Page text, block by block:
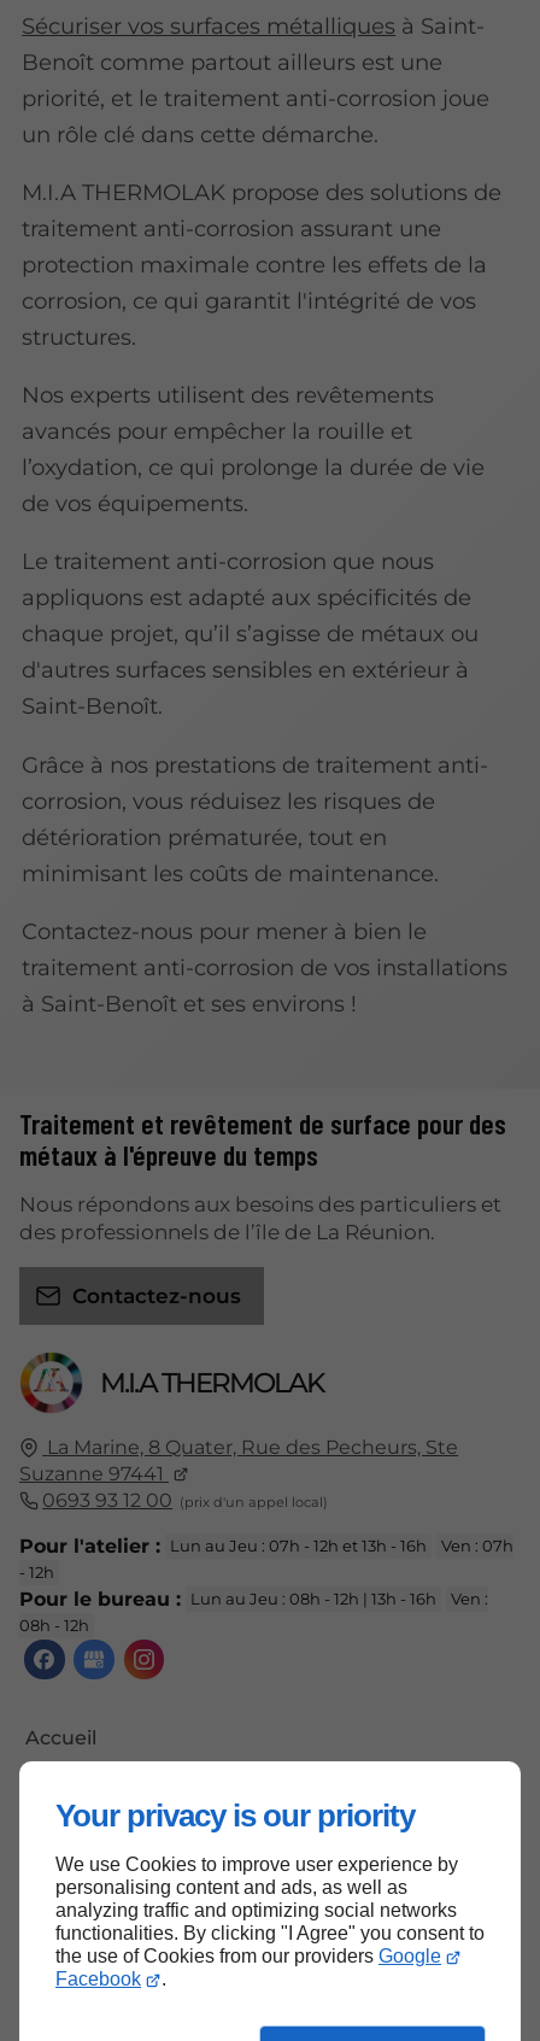
Your privacy is our priority
We use Cookies to improve user experience by
personalising content and ads, as well as
analyzing traffic and optimizing social networks
functionalities. By clicking "I Agree" you consent to
the use of Cookies from our providers Google
Facebook
.
Sécuriser vos surfaces métalliques à Saint-
Benoît comme partout ailleurs est une
priorité, et le traitement anti-corrosion joue
un rôle clé dans cette démarche.
M.I.A THERMOLAK propose des solutions de
traitement anti-corrosion assurant une
protection maximale contre les effets de la
corrosion, ce qui garantit l'intégrité de vos
structures.
Nos experts utilisent des revêtements
avancés pour empêcher la rouille et
l’oxydation, ce qui prolonge la durée de vie
de vos équipements.
Le traitement anti-corrosion que nous
appliquons est adapté aux spécificités de
chaque projet, qu’il s’agisse de métaux ou
d'autres surfaces sensibles en extérieur à
Saint-Benoît.
Grâce à nos prestations de traitement anti-
corrosion, vous réduisez les risques de
détérioration prématurée, tout en
minimisant les coûts de maintenance.
Contactez-nous pour mener à bien le
traitement anti-corrosion de vos installations
à Saint-Benoît et ses environs !
M.I.A THERMOLAK
La Marine, 8 Quater, Rue des Pecheurs, Ste
Suzanne 97441
0693 93 12 00
Pour l'atelier : Lun au Jeu : 07h - 12h et 13h - 16h
Ven : 07h
- 12h
Pour le bureau : Lun au Jeu : 08h - 12h | 13h - 16h
Ven :
08h - 12h
Accueil
Mentions légales
Plan du site
Traitement et revêtement de surface pour des
métaux à l'épreuve du temps
Nous répondons aux besoins des particuliers et
des professionnels de l’île de La Réunion.
Contactez-nous
Haut de page